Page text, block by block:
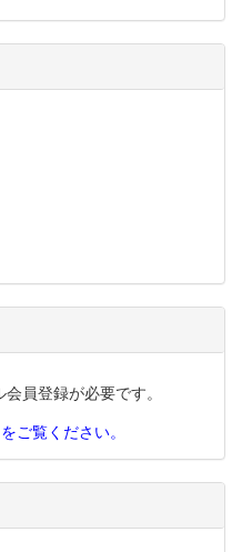
員登録が必要です。
ご覧ください。